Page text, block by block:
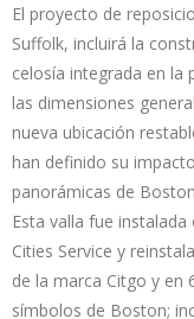
El proyecto de
Suffolk, incluirá la
celosía integrada en la
las dimensiones
nueva ubicación
han definido su
panorámicas de
Esta valla fue
Cities Service y
de la marca Citgo y en
símbolos de Boston;